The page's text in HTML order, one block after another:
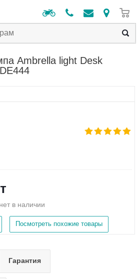
Ambrella light Desk
DE444
в наличии
Посмотреть похожие товары
Гарантия